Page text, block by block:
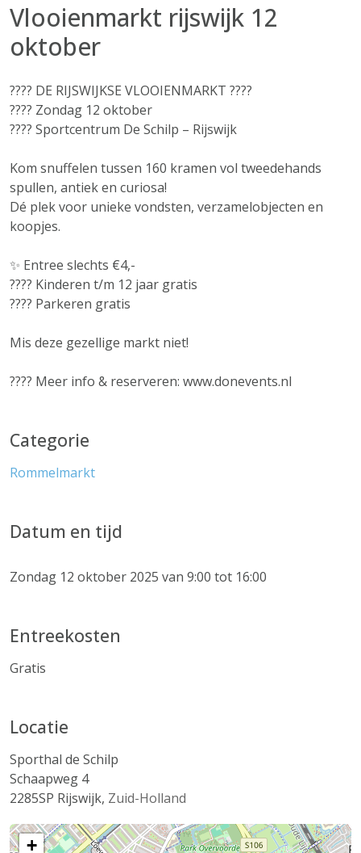
Vlooienmarkt rijswijk 12
oktober
???? DE RIJSWIJKSE VLOOIENMARKT ????
???? Zondag 12 oktober
???? Sportcentrum De Schilp – Rijswijk
Kom snuffelen tussen 160 kramen vol tweedehands
spullen, antiek en curiosa!
Dé plek voor unieke vondsten, verzamelobjecten en
koopjes.
✨ Entree slechts €4,-
???? Kinderen t/m 12 jaar gratis
???? Parkeren gratis
Mis deze gezellige markt niet!
???? Meer info & reserveren: www.donevents.nl
Categorie
Rommelmarkt
Datum en tijd
Zondag 12 oktober 2025 van 9:00 tot 16:00
Entreekosten
Gratis
Locatie
Sporthal de Schilp
Schaapweg 4
2285SP Rijswijk, Zuid-Holland
+